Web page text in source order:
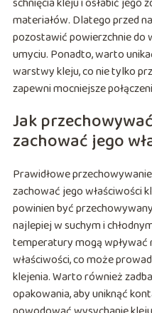
materiałów. Dlatego przed
pozostawić powierzchnie do
umyciu. Ponadto, warto
warstwy kleju, co nie tylko
zapewni mocniejsze
Jak
zachować jego
Prawidłowe
zachować jego właściwości
powinien być
najlepiej w suchym i
temperatury mogą wpływać
właściwości, co może
klejenia. Warto również
opakowania, aby uniknąć